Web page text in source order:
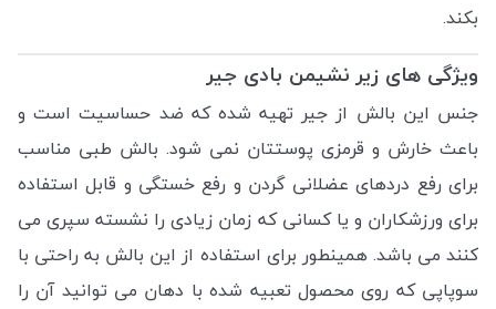
بکند.
ویژگی های زیر نشیمن بادی جیر
جنس این بالش از جیر تهیه شده که ضد حساسیت است و
باعث خارش و قرمزی پوستتان نمی شود. بالش طبی مناسب
برای رفع دردهای عضلانی گردن و رفع خستگی و قابل استفاده
برای ورزشکاران و یا کسانی که زمان زیادی را نشسته سپری می
کنند می باشد. همینطور برای استفاده از این بالش به راحتی با
سوپاپی که روی محصول تعبیه شده با دهان می توانید آن را